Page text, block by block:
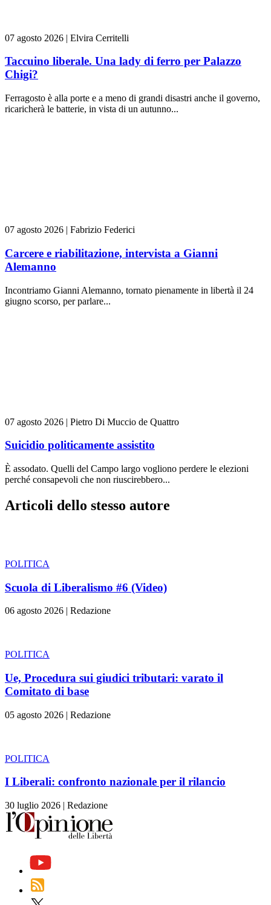
07 agosto 2026 | Elvira Cerritelli
Taccuino liberale. Una lady di ferro per Palazzo
Chigi?
Ferragosto è alla porte e a meno di grandi disastri anche il governo,
ricaricherà le batterie, in vista di un autunno...
07 agosto 2026 | Fabrizio Federici
Carcere e riabilitazione, intervista a Gianni
Alemanno
Incontriamo Gianni Alemanno, tornato pienamente in libertà il 24
giugno scorso, per parlare...
07 agosto 2026 | Pietro Di Muccio de Quattro
Suicidio politicamente assistito
È assodato. Quelli del Campo largo vogliono perdere le elezioni
perché consapevoli che non riuscirebbero...
Articoli dello stesso autore
POLITICA
Scuola di Liberalismo #6 (Video)
06 agosto 2026 | Redazione
POLITICA
Ue, Procedura sui giudici tributari: varato il
Comitato di base
05 agosto 2026 | Redazione
POLITICA
I Liberali: confronto nazionale per il rilancio
30 luglio 2026 | Redazione